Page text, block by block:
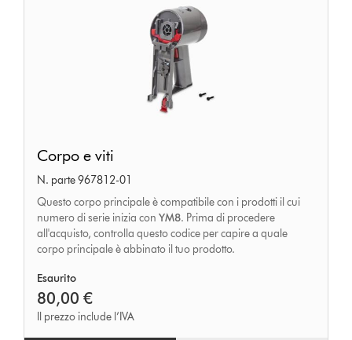
e
viti
Corpo e viti
N. parte 967812-01
Questo corpo principale è compatibile con i prodotti il cui
numero di serie inizia conYM8. Prima di procedere
all'acquisto, controlla questo codice per capire a quale
corpo principale è abbinato il tuo prodotto.
Esaurito
80,00 €
Il prezzo include l’IVA